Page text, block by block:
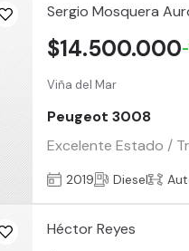
Sergio Mosquera
Viña del Mar
Peugeot 3008
Excelente Estado /
$14.500.000
2019 Diesel
Héctor Reyes